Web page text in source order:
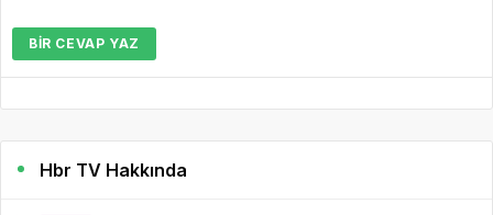
BIR CEVAP YAZ
Hbr TV Hakkında